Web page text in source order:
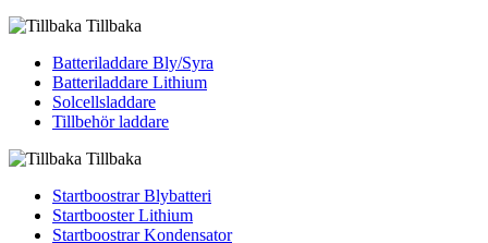
Tillbaka
Batteriladdare Bly/Syra
Batteriladdare Lithium
Solcellsladdare
Tillbehör laddare
Tillbaka
Startboostrar Blybatteri
Startbooster Lithium
Startboostrar Kondensator